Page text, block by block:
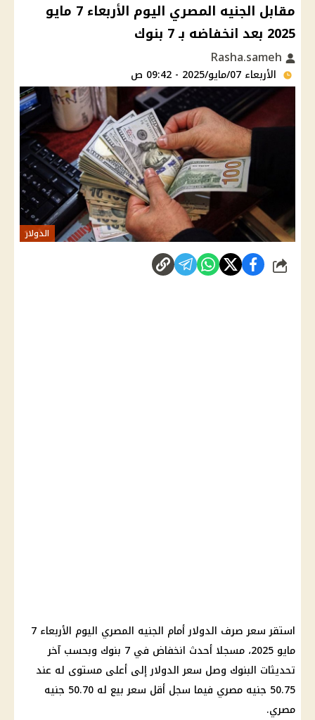
مقابل الجنيه المصري اليوم الأربعاء 7 مايو
2025 بعد انخفاضه بـ 7 بنوك
الأربعاء 07/مايو/2025 - 09:42 ص
الدولار
شارك
استقر سعر صرف الدولار أمام الجنيه المصري اليوم الأربعاء 7
مايو 2025، مسجلا أحدث انخفاض في 7 بنوك وبحسب آخر
تحديثات البنوك وصل سعر الدولار إلى أعلى مستوى له عند
50.75 جنيه مصري فيما سجل أقل سعر بيع له 50.70 جنيه
مصري.